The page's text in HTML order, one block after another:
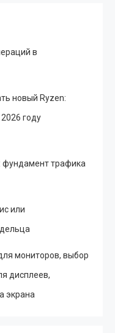
в
новый Ryzen:
году
фундамент трафика
или
мониторов, выбор
дисплеев,
экрана